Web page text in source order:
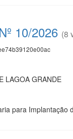
10/2026 (8
LAGOA GRANDE
para Implantação